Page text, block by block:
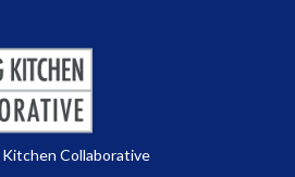
Collaborative